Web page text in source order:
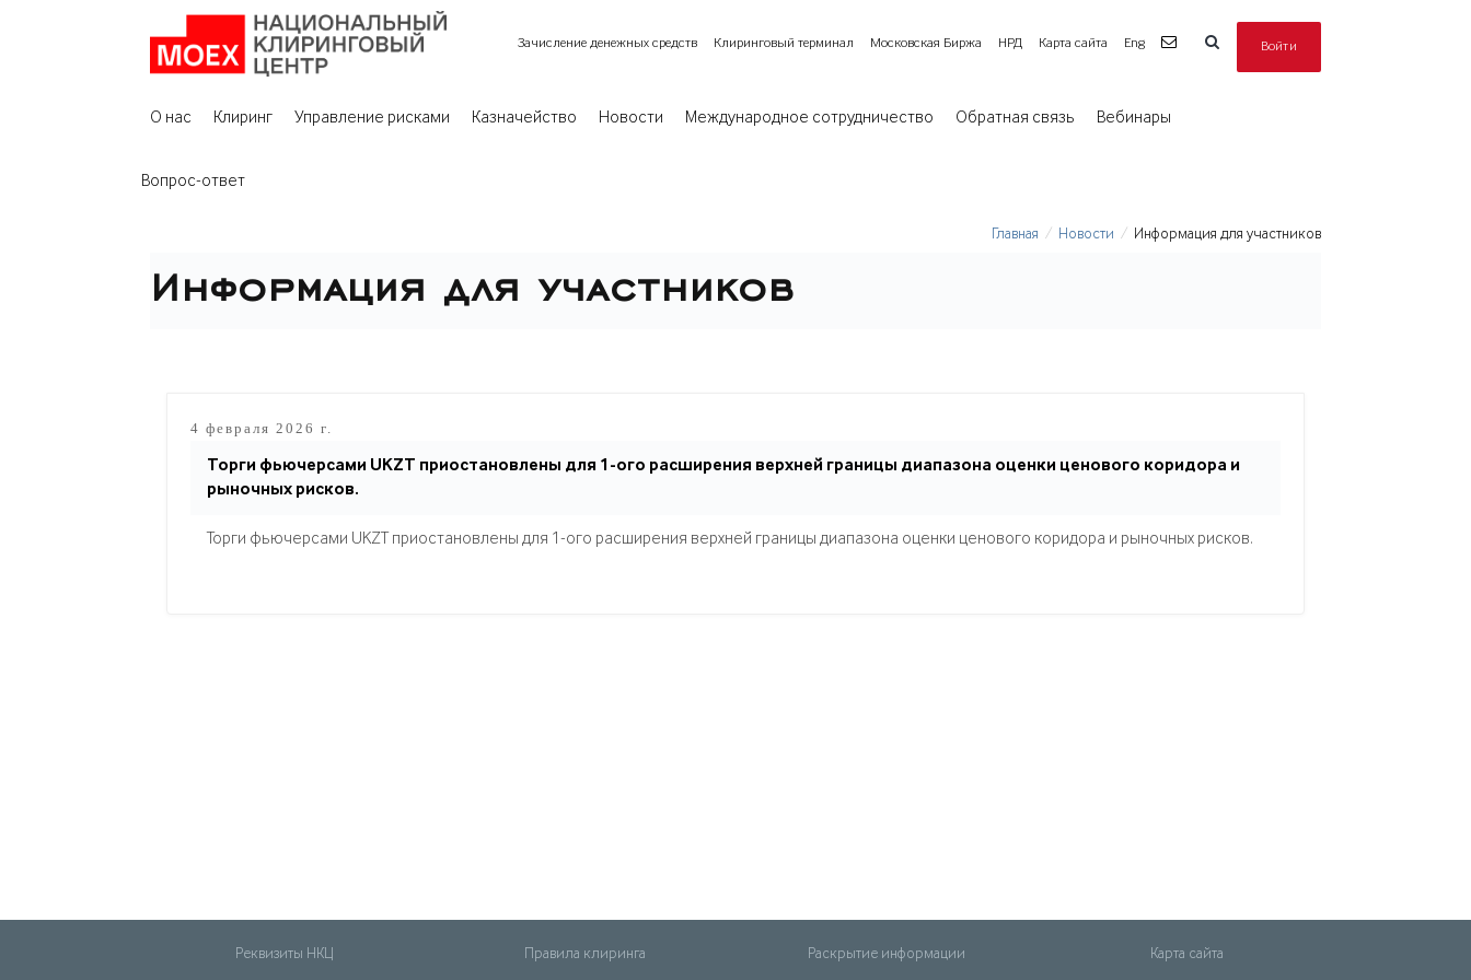
Зачисление денежных средств Клиринговый терминал Московская Биржа НРД Карта сайта Eng Войти
О нас Клиринг Управление рисками Казначейство Новости Международное сотрудничество Обратная связь Вебинары
Вопрос-ответ
Главная Новости Информация для участников
Информация для участников
4 февраля 2026 г.
Торги фьючерсами UKZT приостановлены для 1-ого расширения верхней границы диапазона оценки ценового коридора и
рыночных рисков.
Торги фьючерсами UKZT приостановлены для 1-ого расширения верхней границы диапазона оценки ценового коридора и рыночных рисков.
Реквизиты НКЦ Правила клиринга Раскрытие информации Карта сайта